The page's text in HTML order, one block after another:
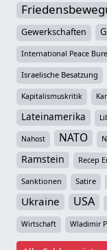
Gewerkschaften
International Peace
Israelische Besatzung
Kapitalismuskritik
Lateinamerika
Nahost NATO
Ramstein
Recep
Sanktionen Satire
Ukraine USA
Wirtschaft Wladimir